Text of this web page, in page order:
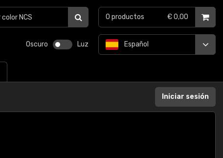
Oscuro Luz Español
0 productos € 0,00
Iniciar sesión